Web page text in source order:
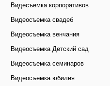
Видесъемка корпоративов
Видеосъемка свадеб
Видеосъемка венчания
Видеосъемка Детский сад
Видеосъемка семинаров
Видеосъемка юбилея